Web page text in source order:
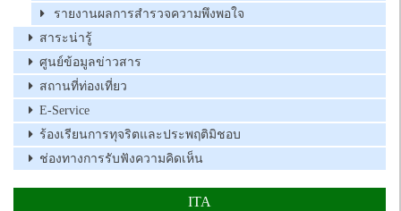
รายงานผลการสำรวจความพึงพอใจ
สาระน่ารู้
ศูนย์ข้อมูลข่าวสาร
สถานที่ท่องเที่ยว
E-Service
ร้องเรียนการทุจริตและประพฤติมิชอบ
ช่องทางการรับฟังความคิดเห็น
ITA